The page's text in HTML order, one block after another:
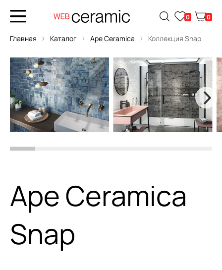
0 0
Главная Каталог Ape Ceramica Коллекция Snap
Ape Ceramica
Snap